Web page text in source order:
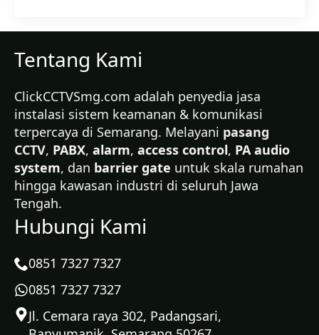
Tentang Kami
ClickCCTVSmg.com adalah penyedia jasa
instalasi sistem keamanan & komunikasi
terpercaya di Semarang. Melayani pasang
CCTV, PABX, alarm, access control, PA audio
system, dan barrier gate untuk skala rumahan
hingga kawasan industri di seluruh Jawa
Tengah.
Hubungi Kami
0851 7327 7327
0851 7327 7327
Jl. Cemara raya 302, Padangsari,